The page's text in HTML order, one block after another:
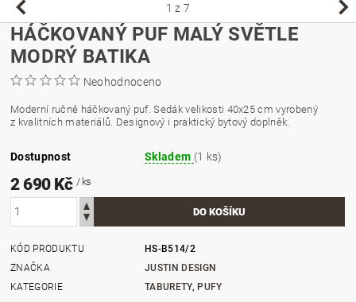
1 z 7
HÁČKOVANÝ PUF MALÝ SVĚTLE
MODRÝ BATIKA
Neohodnoceno
Moderní ručně háčkovaný puf. Sedák velikosti 40x25 cm vyrobený
z kvalitních materiálů. Designový i praktický bytový doplněk.
Dostupnost Skladem (1 ks)
2 690 Kč / ks
KÓD PRODUKTU
HS-B514/2
ZNAČKA
JUSTIN DESIGN
KATEGORIE
TABURETY, PUFY